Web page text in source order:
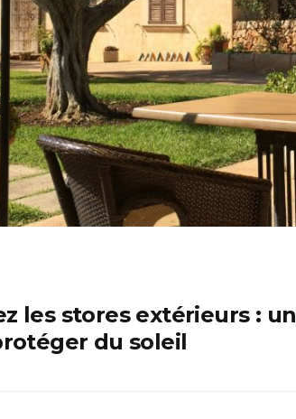
les stores extérieurs :
du soleil